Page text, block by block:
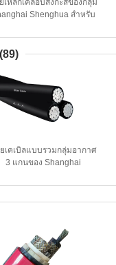
เหล็กเคลือบสังกะสีของกลุ่ม
Shenghua สำหรับ
ระบบส่งกำลังไฟฟ้า
(89)
เคเบิลแบบรวมกลุ่มอากาศ
3 แกนของ Shanghai
เหนือศีรษะ